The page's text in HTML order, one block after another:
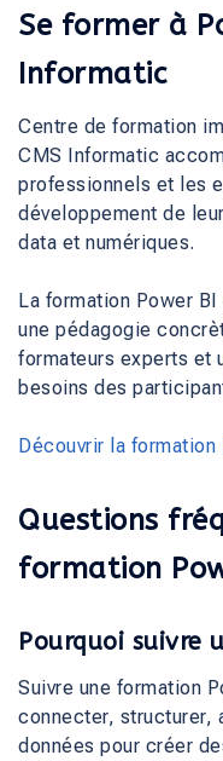
Se former à
Informatic
Centre de formation
CMS Informatic
professionnels et les
développement de
data et numériques.
La formation Power
une pédagogie
formateurs experts et
besoins des
Découvrir la formation
Questions
formation
Pourquoi suivre
Suivre une formation
connecter, structurer,
données pour créer